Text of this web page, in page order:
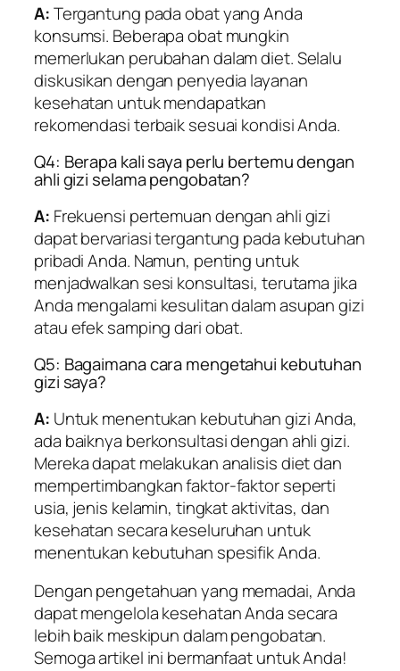
A:Tergantung pada obat yang Anda
konsumsi. Beberapa obat mungkin
memerlukan perubahan dalam diet. Selalu
diskusikan dengan penyedia layanan
kesehatan untuk mendapatkan
rekomendasi terbaik sesuai kondisi Anda.
Q4: Berapa kali saya perlu bertemu dengan
ahli gizi selama pengobatan?
A: Frekuensi pertemuan dengan ahli gizi
dapat bervariasi tergantung pada kebutuhan
pribadi Anda. Namun, penting untuk
menjadwalkan sesi konsultasi, terutama jika
Anda mengalami kesulitan dalam asupan gizi
atau efek samping dari obat.
Q5: Bagaimana cara mengetahui kebutuhan
gizi saya?
A: Untuk menentukan kebutuhan gizi Anda,
ada baiknya berkonsultasi dengan ahli gizi.
Mereka dapat melakukan analisis diet dan
mempertimbangkan faktor-faktor seperti
usia, jenis kelamin, tingkat aktivitas, dan
kesehatan secara keseluruhan untuk
menentukan kebutuhan spesifik Anda.
Dengan pengetahuan yang memadai, Anda
dapat mengelola kesehatan Anda secara
lebih baik meskipun dalam pengobatan.
Semoga artikel ini bermanfaat untuk Anda!